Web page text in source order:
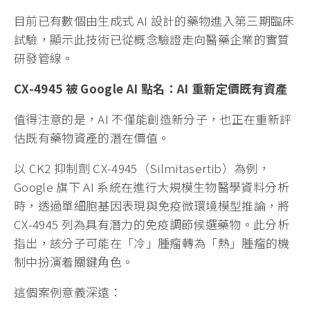
目前已有數個由生成式 AI 設計的藥物進入第三期臨床
試驗，顯示此技術已從概念驗證走向醫藥企業的實質
研發管線。
CX-4945 被 Google AI 點名：AI 重新定價既有資產
值得注意的是，AI 不僅能創造新分子，也正在重新評
估既有藥物資產的潛在價值。
以 CK2 抑制劑 CX-4945（Silmitasertib）為例，
Google 旗下 AI 系統在進行大規模生物醫學資料分析
時，透過單細胞基因表現與免疫微環境模型推論，將
CX-4945 列為具有潛力的免疫調節候選藥物。此分析
指出，該分子可能在「冷」腫瘤轉為「熱」腫瘤的機
制中扮演着關鍵角色。
這個案例意義深遠：